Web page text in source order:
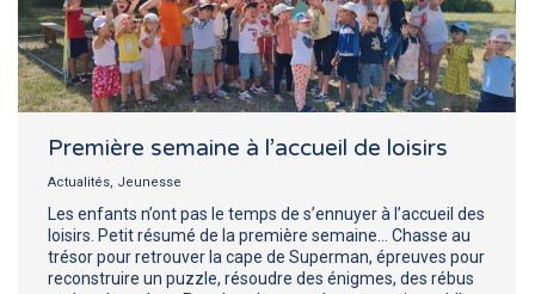
Première semaine à l’accueil de loisirs
Actualités, Jeunesse
Les enfants n’ont pas le temps de s’ennuyer à l’accueil des
loisirs. Petit résumé de la première semaine… Chasse au
trésor pour retrouver la cape de Superman, épreuves pour
reconstruire un puzzle, résoudre des énigmes, des rébus